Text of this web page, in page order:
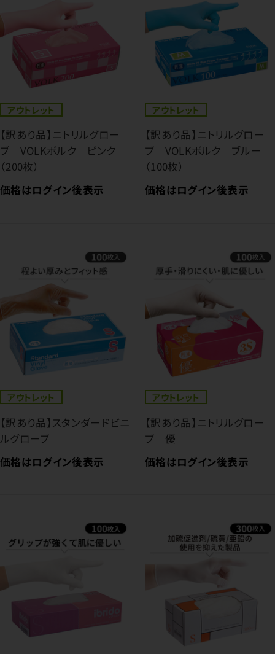
アウトレット
【訳あり品】ニトリルグロー
ブ VOLKボルク ピンク
（200枚）
価格はログイン後表示
アウトレット
【訳あり品】ニトリルグロー
ブ VOLKボルク ブルー
（100枚）
価格はログイン後表示
アウトレット
【訳あり品】スタンダードビニ
ルグローブ
価格はログイン後表示
アウトレット
【訳あり品】ニトリルグロー
ブ 優
価格はログイン後表示